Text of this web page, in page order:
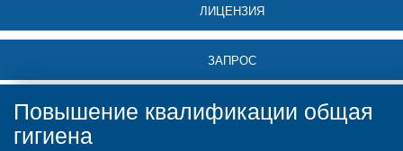
ЛИЦЕНЗИЯ
ЗАПРОС
Повышение квалификации общая
гигиена